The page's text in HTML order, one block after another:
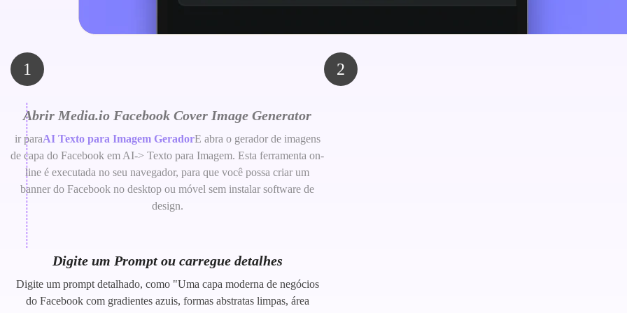
1 2
Abrir Media.io Facebook Cover Image Generator
ir paraAI Texto para Imagem GeradorE abra o gerador de imagens
de capa do Facebook em AI-> Texto para Imagem. Esta ferramenta on-
line é executada no seu navegador, para que você possa criar um
banner do Facebook no desktop ou móvel sem instalar software de
design.
Digite um Prompt ou carregue detalhes
Digite um prompt detalhado, como "Uma capa moderna de negócios
do Facebook com gradientes azuis, formas abstratas limpas, área